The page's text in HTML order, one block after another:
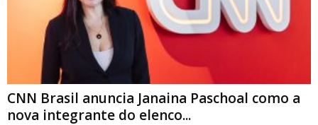
CNN Brasil anuncia Janaina Paschoal como a
nova integrante do elenco...